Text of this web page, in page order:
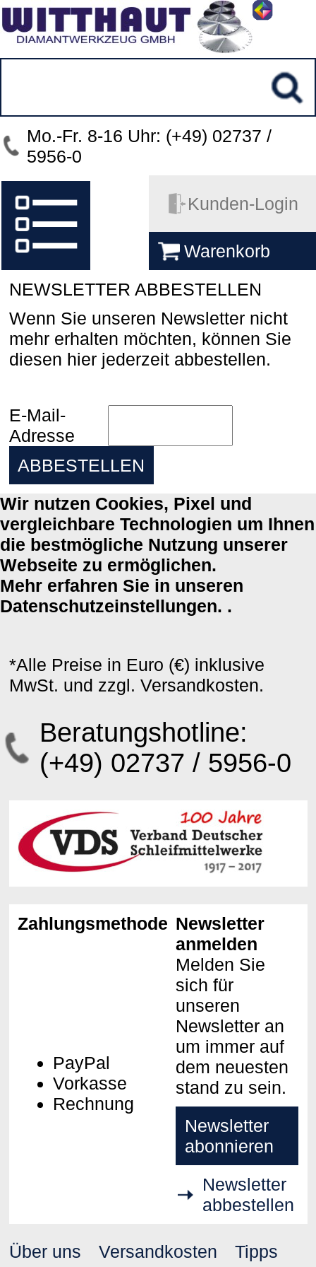
Mo.-Fr. 8-16 Uhr: (+49) 02737 /
5956-0
Kunden-Login
Warenkorb
NEWSLETTER ABBESTELLEN
Wenn Sie unseren Newsletter nicht
mehr erhalten möchten, können Sie
diesen hier jederzeit abbestellen.
E-Mail-
Adresse
Wir nutzen Cookies, Pixel und
vergleichbare Technologien um Ihnen
die bestmögliche Nutzung unserer
Webseite zu ermöglichen.
Mehr erfahren Sie in unseren
Datenschutzeinstellungen. .
*Alle Preise in Euro (€) inklusive
MwSt. und zzgl. Versandkosten.
Beratungshotline:
(+49) 02737 / 5956-0
Zahlungsmethoden
PayPal
Vorkasse
Rechnung
Newsletter
anmelden
Melden Sie
sich für
unseren
Newsletter an
um immer auf
dem neuesten
stand zu sein.
Newsletter
abonnieren
Newsletter
abbestellen
Über uns Versandkosten Tipps